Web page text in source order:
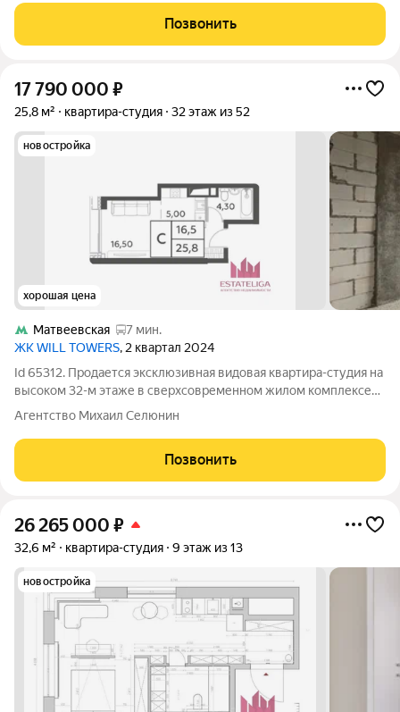
Квартира расположена на 11
Позвонить
17 790 000 ₽
25,8 м² квартира-студия 32 этаж из 52
новостройка
хорошая цена
Матвеевская
7 мин.
ЖК WILL TOWERS, 2 квартал 2024
Id 65312. Продается эксклюзивная видовая квартира-студия на
высоком 32-м этаже в сверхсовременном жилом комплексе
"Will Towers" Идеальный вариант для амбициозных
качестве высокодоходной инвестиции.
Агентство Михаил Селюнин
Позвонить
26 265 000 ₽
32,6 м² квартира-студия 9 этаж из 13
новостройка